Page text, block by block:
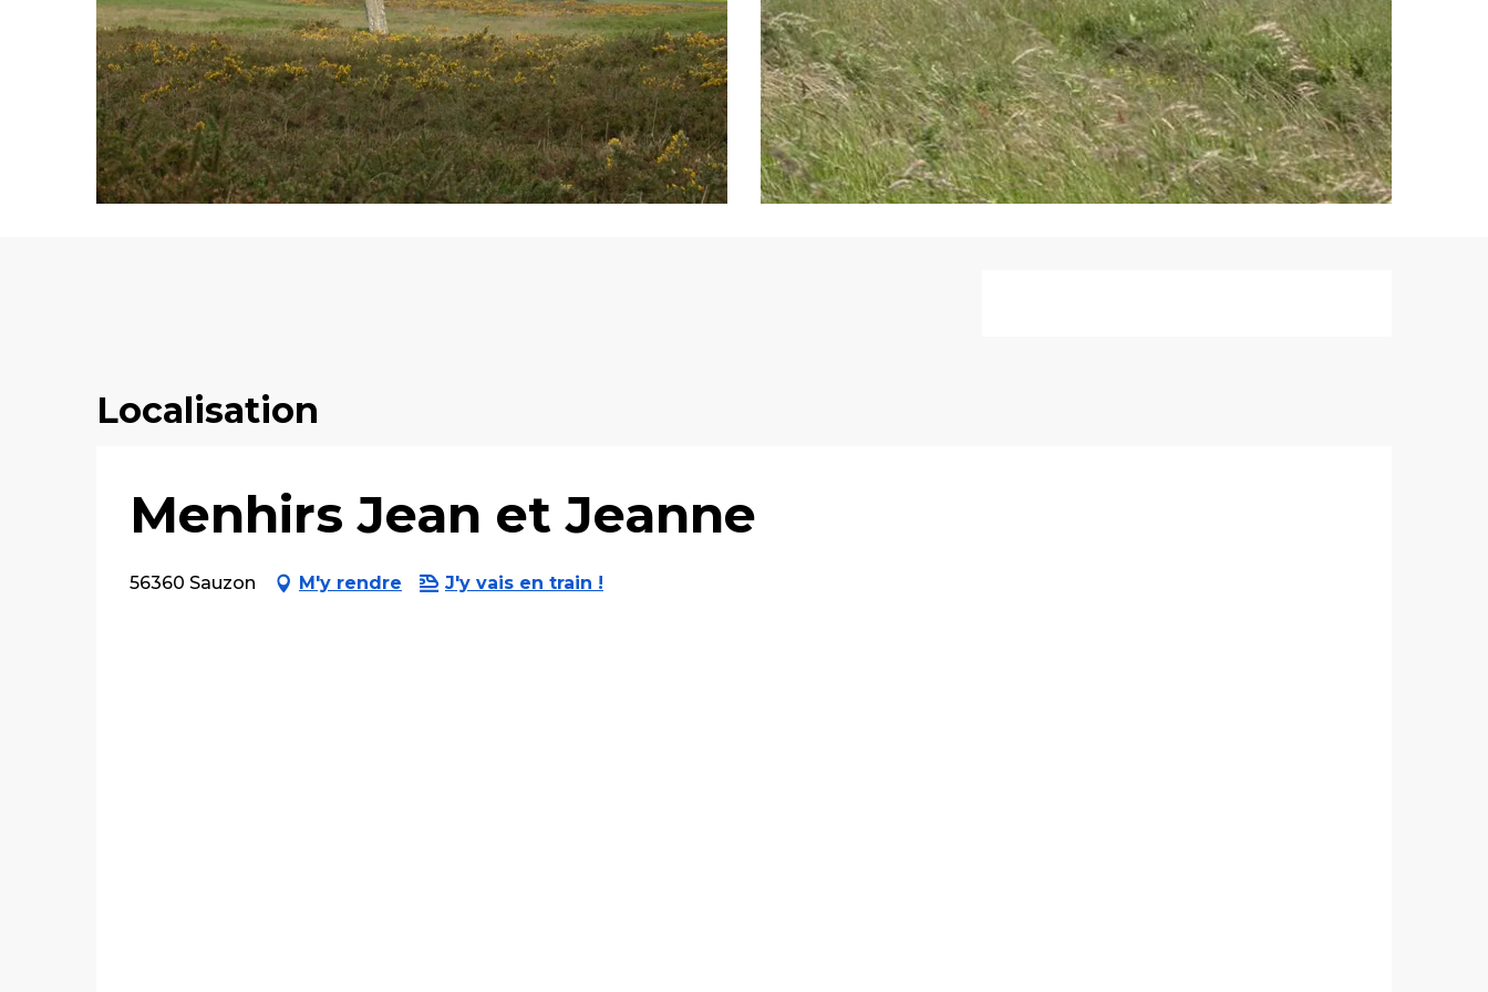
Localisation
Menhirs Jean et Jeanne
56360 Sauzon M'y rendre J'y vais en train !